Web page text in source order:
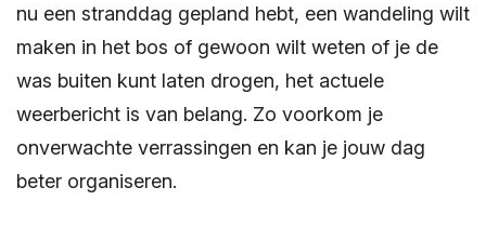
nu een stranddag gepland hebt, een wandeling wilt
maken in het bos of gewoon wilt weten of je de
was buiten kunt laten drogen, het actuele
weerbericht is van belang. Zo voorkom je
onverwachte verrassingen en kan je jouw dag
beter organiseren.